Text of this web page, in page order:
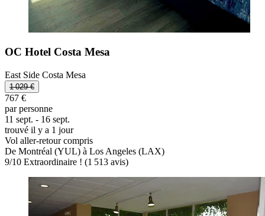
OC Hotel Costa Mesa
East Side Costa Mesa
1 029 €
767 €
par personne
11 sept. - 16 sept.
trouvé il y a 1 jour
Vol aller-retour compris
De Montréal (YUL) à Los Angeles (LAX)
9/10 Extraordinaire ! (1 513 avis)